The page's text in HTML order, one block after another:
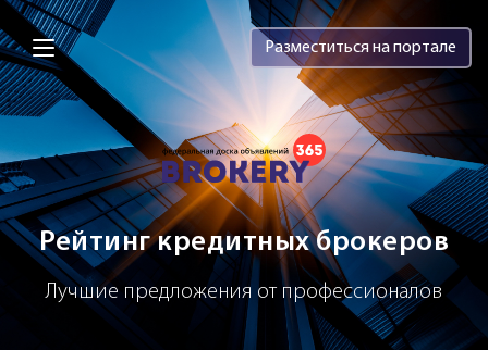
Brokery365 - Рейтинг кредитных
Разместиться на портале
Рейтинг кредитных брокеров
Лучшие предложения от профессионалов